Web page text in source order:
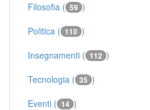
Filosofia ( 59 )
Politica ( 110 )
Insegnamenti ( 112 )
Tecnologia ( 35 )
Eventi ( 14 )